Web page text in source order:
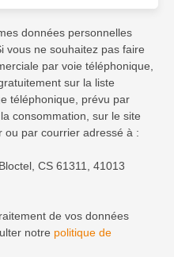
données personnelles
vous ne souhaitez pas faire
par voie téléphonique,
sur la liste
téléphonique, prévu par
consommation, sur le site
ou par courrier adressé à :
CS 61311, 41013
de vos données
notre politique de